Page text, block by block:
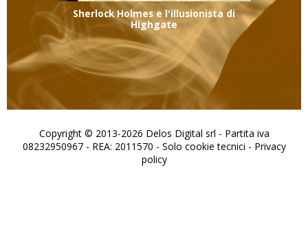
Sherlock Holmes e l'illusionista di
Highgate
Copyright © 2013-2026 Delos Digital srl - Partita iva
08232950967 - REA: 2011570 - Solo cookie tecnici - Privacy
policy